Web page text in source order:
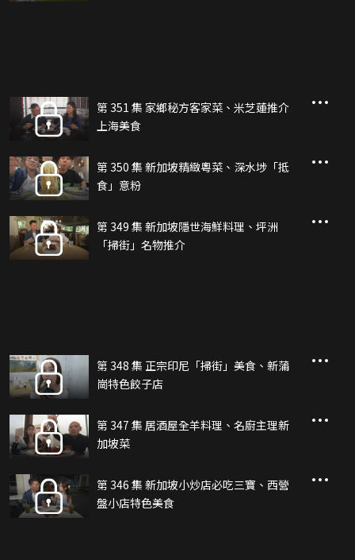
第 351 集 家鄉秘方客家菜、米芝蓮推介
上海美食
第 350 集 新加坡精緻粵菜、深水埗「抵
食」意粉
第 349 集 新加坡隱世海鮮料理、坪洲
「掃街」名物推介
第 348 集 正宗印尼「掃街」美食、新蒲
崗特色餃子店
第 347 集 居酒屋全羊料理、名廚主理新
加坡菜
第 346 集 新加坡小炒店必吃三寶、西營
盤小店特色美食